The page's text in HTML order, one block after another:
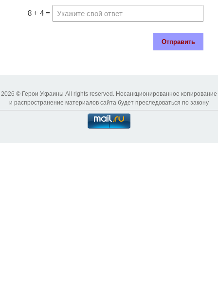
8 + 4 =
Отправить
2026 © Герои Украины All rights reserved. Несанкционированное копирование
и распространение материалов сайта будет преследоваться по закону